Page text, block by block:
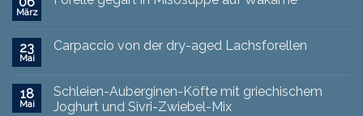
März
23
Mai
Carpaccio von der dry-aged Lachsforellen
18
Mai
Schleien-Auberginen-Köfte mit griechischem
Joghurt und Sivri-Zwiebel-Mix